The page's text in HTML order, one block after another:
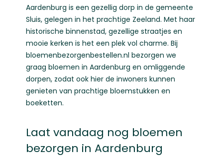
Aardenburg is een gezellig dorp in de gemeente
Sluis, gelegen in het prachtige Zeeland. Met haar
historische binnenstad, gezellige straatjes en
mooie kerken is het een plek vol charme. Bij
bloemenbezorgenbestellen.nl bezorgen we
graag bloemen in Aardenburg en omliggende
dorpen, zodat ook hier de inwoners kunnen
genieten van prachtige bloemstukken en
boeketten.
Laat vandaag nog bloemen
bezorgen in Aardenburg